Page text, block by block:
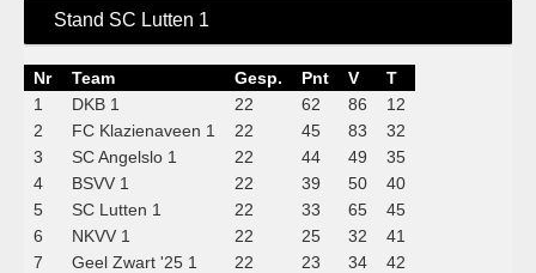
Stand SC Lutten 1
Nr Team Gesp. Pnt V
T
1
DKB 1 22 62 86
12
2
FC Klazienaveen 1 22 45 83
32
3
SC Angelslo 1 22 44 49
35
4
BSVV 1 22 39 50
40
5
SC Lutten 1 22 33 65
45
6
NKVV 1 22 25 32
41
7
Geel Zwart '25 1 22 23 34
42